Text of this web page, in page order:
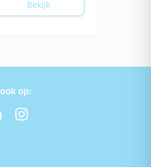
Bekijk
op: